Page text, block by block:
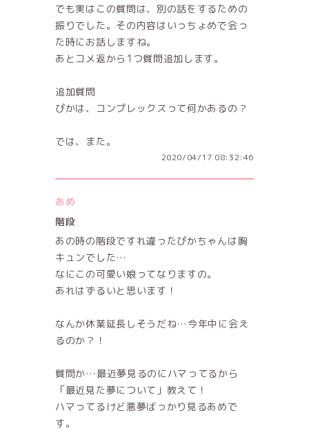
でも実はこの質問は、別の話をするための
振りでした。その内容はいっちょめで会っ
た時にお話しますね。
あとコメ返から1つ質問追加します。
追加質問
ぴかは、コンプレックスって何かあるの？
では、また。
2020/04/17 08:32:46
あめ
階段
あの時の階段ですれ違ったぴかちゃんは胸
キュンでした…
なにこの可愛い娘ってなりますの。
あれはずるいと思います！
なんか休業延長しそうだね…今年中に会え
るのか？！
質問か…最近夢見るのにハマってるから
「最近見た夢について」教えて！
ハマってるけど悪夢ばっかり見るあめで
す。